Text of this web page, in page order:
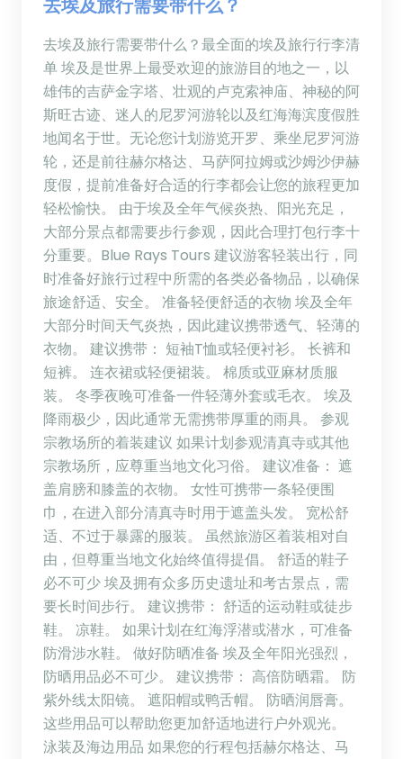
去埃及旅行需要带什么？
去埃及旅行需要带什么？最全面的埃及旅行行李清
单 埃及是世界上最受欢迎的旅游目的地之一，以
雄伟的吉萨金字塔、壮观的卢克索神庙、神秘的阿
斯旺古迹、迷人的尼罗河游轮以及红海海滨度假胜
地闻名于世。无论您计划游览开罗、乘坐尼罗河游
轮，还是前往赫尔格达、马萨阿拉姆或沙姆沙伊赫
度假，提前准备好合适的行李都会让您的旅程更加
轻松愉快。 由于埃及全年气候炎热、阳光充足，
大部分景点都需要步行参观，因此合理打包行李十
分重要。Blue Rays Tours 建议游客轻装出行，同
时准备好旅行过程中所需的各类必备物品，以确保
旅途舒适、安全。 准备轻便舒适的衣物 埃及全年
大部分时间天气炎热，因此建议携带透气、轻薄的
衣物。 建议携带： 短袖T恤或轻便衬衫。 长裤和
短裤。 连衣裙或轻便裙装。 棉质或亚麻材质服
装。 冬季夜晚可准备一件轻薄外套或毛衣。 埃及
降雨极少，因此通常无需携带厚重的雨具。 参观
宗教场所的着装建议 如果计划参观清真寺或其他
宗教场所，应尊重当地文化习俗。 建议准备： 遮
盖肩膀和膝盖的衣物。 女性可携带一条轻便围
巾，在进入部分清真寺时用于遮盖头发。 宽松舒
适、不过于暴露的服装。 虽然旅游区着装相对自
由，但尊重当地文化始终值得提倡。 舒适的鞋子
必不可少 埃及拥有众多历史遗址和考古景点，需
要长时间步行。 建议携带： 舒适的运动鞋或徒步
鞋。 凉鞋。 如果计划在红海浮潜或潜水，可准备
防滑涉水鞋。 做好防晒准备 埃及全年阳光强烈，
防晒用品必不可少。 建议携带： 高倍防晒霜。 防
紫外线太阳镜。 遮阳帽或鸭舌帽。 防晒润唇膏。
这些用品可以帮助您更加舒适地进行户外观光。
泳装及海边用品 如果您的行程包括赫尔格达、马